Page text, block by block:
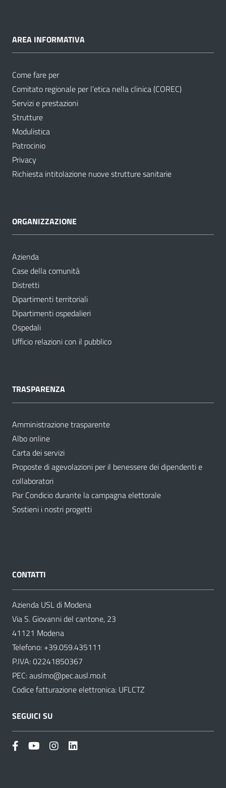
AREA INFORMATIVA
Come fare per
Comitato regionale per l’etica nella clinica (COREC)
Servizi e prestazioni
Strutture
Modulistica
Patrocinio
Privacy
Richiesta intitolazione nuove strutture sanitarie
ORGANIZZAZIONE
Azienda
Case della comunità
Distretti
Dipartimenti territoriali
Dipartimenti ospedalieri
Ospedali
Ufficio relazioni con il pubblico
TRASPARENZA
Amministrazione trasparente
Albo online
Carta dei servizi
Proposte di agevolazioni per il benessere dei dipendenti e
collaboratori
Par Condicio durante la campagna elettorale
Sostieni i nostri progetti
CONTATTI
Azienda USL di Modena
Via S. Giovanni del cantone, 23
41121 Modena
Telefono: +39.059.435111
P.IVA: 02241850367
PEC:auslmo@pec.ausl.mo.it
Codice fatturazione elettronica: UFLCTZ
SEGUICI SU